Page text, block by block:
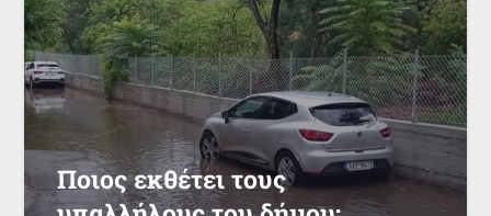
Ποιος εκθέτει τους